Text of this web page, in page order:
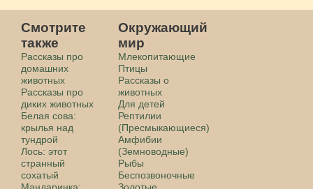
Смотрите
также
Рассказы про
домашних
животных
Рассказы про
диких животных
Белая сова:
крылья над
тундрой
Лось: этот
странный
сохатый
Окружающий
мир
Млекопитающие
Птицы
Рассказы о
животных
Для детей
Рептилии
(Пресмыкающиеся)
Амфибии
(Земноводные)
Рыбы
Беспозвоночные